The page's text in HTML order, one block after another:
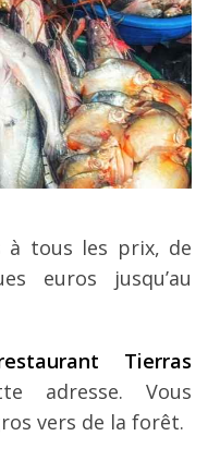
à tous les prix, de
euros jusqu’au
Tierras
adresse. Vous
vers de la forêt.